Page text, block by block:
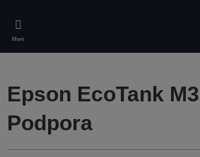
main
content
Meni
Epson EcoTank
Podpora